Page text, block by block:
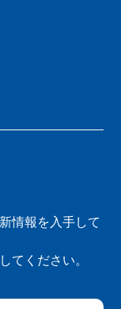
情報を入手して
てください。